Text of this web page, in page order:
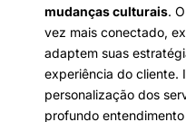
mudanças culturais.
vez mais conectado,
adaptem suas
experiência do cliente.
personalização dos
profundo